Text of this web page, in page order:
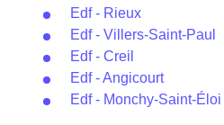
Edf - Rieux
Edf - Villers-Saint-Paul
Edf - Creil
Edf - Angicourt
Edf - Monchy-Saint-Éloi